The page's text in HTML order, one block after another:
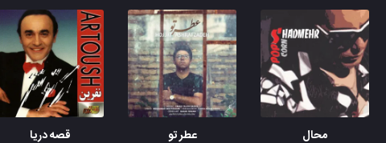
محال عطر تو قصه دریا